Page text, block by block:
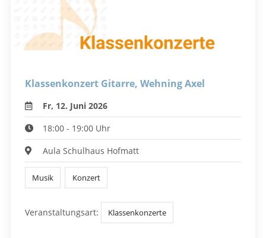
Klassenkonzert Gitarre, Wehning Axel
Fr, 12. Juni 2026
18:00 - 19:00 Uhr
Aula Schulhaus Hofmatt
Musik Konzert
Veranstaltungsart: Klassenkonzerte